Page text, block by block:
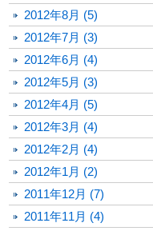
2012年8月 (5)
2012年7月 (3)
2012年6月 (4)
2012年5月 (3)
2012年4月 (5)
2012年3月 (4)
2012年2月 (4)
2012年1月 (2)
2011年12月 (7)
2011年11月 (4)